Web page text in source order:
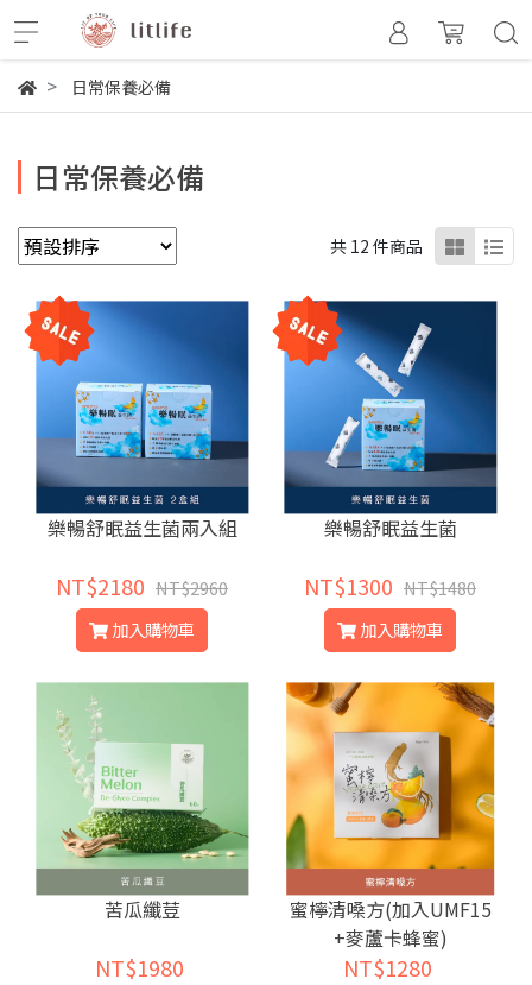
日常保養必備
日常保養必備
共 12 件商品
樂暢舒眠益生菌兩入組
NT$2180 NT$2960
加入購物車
樂暢舒眠益生菌
NT$1300 NT$1480
加入購物車
苦瓜纖荳
NT$1980
蜜檸清嗓方(加入UMF15
+麥蘆卡蜂蜜)
NT$1280